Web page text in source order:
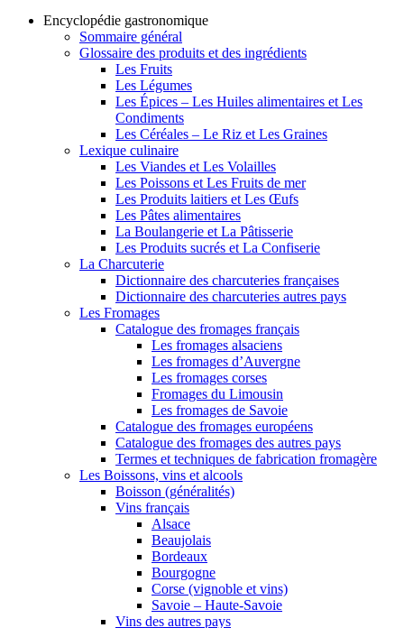
Encyclopédie gastronomique
Sommaire général
Glossaire des produits et des ingrédients
Les Fruits
Les Légumes
Les Épices – Les Huiles alimentaires et Les
Condiments
Les Céréales – Le Riz et Les Graines
Lexique culinaire
Les Viandes et Les Volailles
Les Poissons et Les Fruits de mer
Les Produits laitiers et Les Œufs
Les Pâtes alimentaires
La Boulangerie et La Pâtisserie
Les Produits sucrés et La Confiserie
La Charcuterie
Dictionnaire des charcuteries françaises
Dictionnaire des charcuteries autres pays
Les Fromages
Catalogue des fromages français
Les fromages alsaciens
Les fromages d’Auvergne
Les fromages corses
Fromages du Limousin
Les fromages de Savoie
Catalogue des fromages européens
Catalogue des fromages des autres pays
Termes et techniques de fabrication fromagère
Les Boissons, vins et alcools
Boisson (généralités)
Vins français
Alsace
Beaujolais
Bordeaux
Bourgogne
Corse (vignoble et vins)
Savoie – Haute-Savoie
Vins des autres pays